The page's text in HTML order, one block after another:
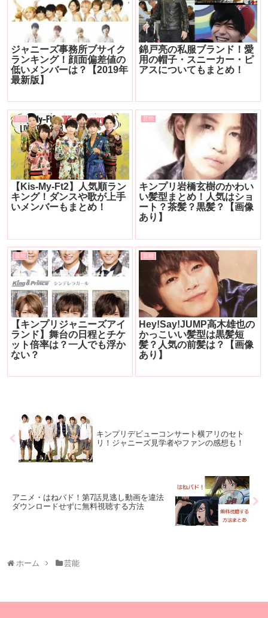
ジャニーズ事務所ブサイク
ランキング！顔面偏差値の
低いメンバーは？【2019年
最新版】
錦戸亮の私服ブランド！愛
用の帽子・スニーカー・ピ
アスについてもまとめ！
芸能
【Kis-My-Ft2】人気順ラン
キング！ダンスや歌が上手
いメンバーもまとめ！
芸能
キンプリ岩橋玄樹のかわい
い髪型まとめ！人気はショ
ート？茶髪？黒髪？【画像
あり】
芸能
【キンプリジャニーズアイ
ランド】舞台の日程とチケ
ット倍率は？一人でも浮か
ない？
芸能
Hey!Say!JUMP高木雄也の
かっこいい髪型は黒髪短
髪？人気の前髪は？【画像
あり】
キンプリデビューコンサート横アリのセト
リ！ジャニーズ見学者やファンの感想も！
アニメ・はねバド！第7話見逃し動画を違法
ダウンロードせずに無料視聴する方法
ホーム 芸能